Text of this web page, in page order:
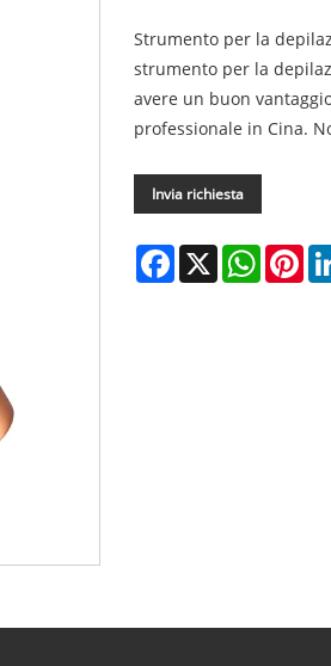
Strumento per la
strumento per la
avere un buon
professionale in Cina.
Invia richiesta
Facebook
X